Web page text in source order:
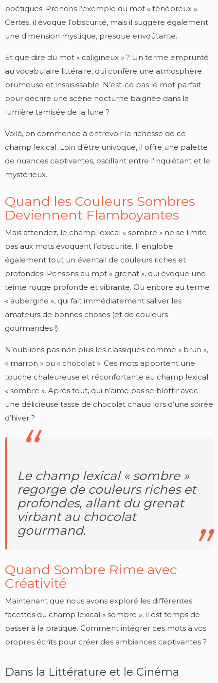
poétiques. Prenons l’exemple du mot « ténébreux ».
Certes, il évoque l’obscurité, mais il suggère également
une dimension mystique, presque envoûtante.
Et que dire du mot « caligineux » ? Un terme emprunté
au vocabulaire littéraire, qui confère une atmosphère
brumeuse et insaisissable. N’est-ce pas le mot parfait
pour décrire une scène nocturne baignée dans la
lumière tamisée de la lune ?
Voilà, on commence à entrevoir la richesse de ce
champ lexical. Loin d’être univoque, il offre une palette
de nuances captivantes, oscillant entre l’inquiétant et le
mystérieux.
Quand les Couleurs Sombres
Deviennent Flamboyantes
Mais attendez, le champ lexical « sombre » ne se limite
pas aux mots évoquant l’obscurité. Il englobe
également tout un éventail de couleurs riches et
profondes. Pensons au mot « grenat », qui évoque une
teinte rouge profonde et vibrante. Ou encore au terme
« aubergine », qui fait immédiatement saliver les
amateurs de bonnes choses (et de couleurs
gourmandes !).
N’oublions pas non plus les classiques comme « brun »,
« marron » ou « chocolat ». Ces mots apportent une
touche chaleureuse et réconfortante au champ lexical
« sombre ». Après tout, qui n’aime pas se blottir avec
une délicieuse tasse de chocolat chaud lors d’une soirée
d’hiver ?
Le champ lexical « sombre »
regorge de couleurs riches et
profondes, allant du grenat
virbant au chocolat
gourmand.
Quand Sombre Rime avec
Créativité
Maintenant que nous avons exploré les différentes
facettes du champ lexical « sombre », il est temps de
passer à la pratique. Comment intégrer ces mots à vos
propres écrits pour créer des ambiances captivantes ?
Dans la Littérature et le Cinéma